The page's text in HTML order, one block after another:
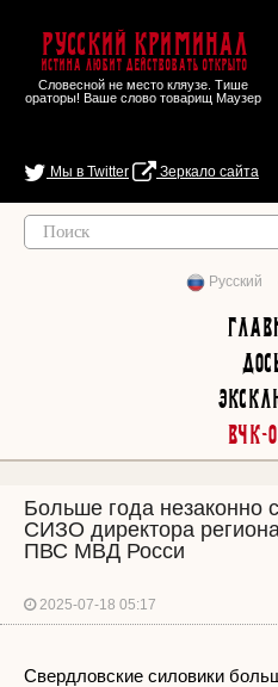
Русский Криминал
Истина любит действовать открыто
Словесной не место кляузе. Тише
ораторы! Ваше слово товарищ Маузер
Мы в Twitter Зеркало сайта
Русский
ВЧК-
Больше года незаконно
СИЗО директора
ПВС МВД Росси
2025-07-18 05:17
Свердловские силовики